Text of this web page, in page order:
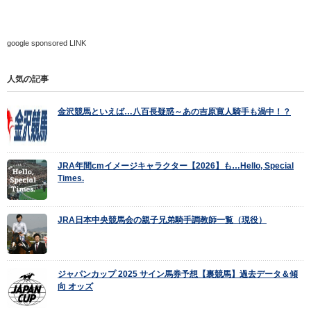
google sponsored LINK
人気の記事
金沢競馬といえば…八百長疑惑～あの吉原寛人騎手も渦中！？
JRA年間cmイメージキャラクター【2026】も…Hello, Special
Times.
JRA日本中央競馬会の親子兄弟騎手調教師一覧（現役）
ジャパンカップ 2025 サイン馬券予想【裏競馬】過去データ＆傾
向 オッズ